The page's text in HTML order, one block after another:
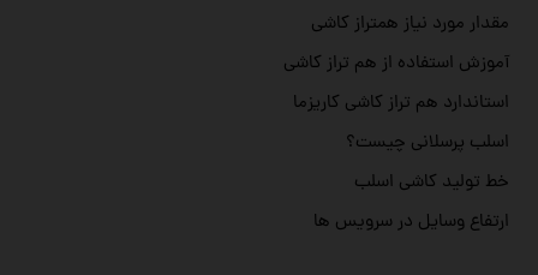
مقدار مورد نیاز همتراز کاشی
آموزش استفاده از هم تراز کاشی
استاندارد هم تراز کاشی کاریزما
اسلب پرسلانی چیست؟
خط تولید کاشی اسلب
ارتفاع وسایل در سرویس ها